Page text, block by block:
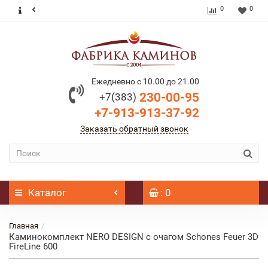
0 0
Ежедневно с 10.00 до 21.00
+7(383) 230-00-95
+7-913-913-37-92
Заказать обратный звонок
Каталог : 0
Главная
Каминокомплект NERO DESIGN с очагом Schones Feuer 3D
FireLine 600